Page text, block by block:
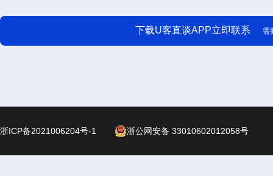
下载U客直谈APP立即联系 需
浙ICP备2021006204号-1 浙公网安备 33010602012058号